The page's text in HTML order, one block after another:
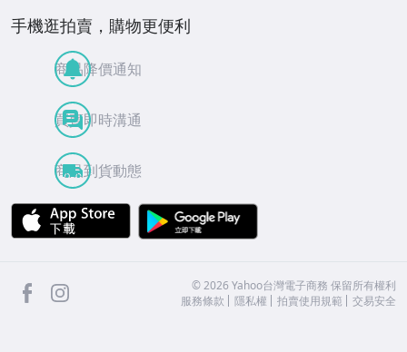
手機逛拍賣，購物更便利
商品降價通知
買賣即時溝通
商品到貨動態
APP Store
facebook ©2026 Yahoo台灣電子商務 保留所有權利
服務條款
隱私權 拍賣使用規範 交易安全